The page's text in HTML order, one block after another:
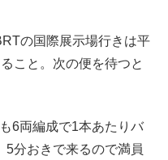
の国際展示場行きは平
こと。次の便を待つと
6両編成で1本あたりバ
5分おきで来るので満員